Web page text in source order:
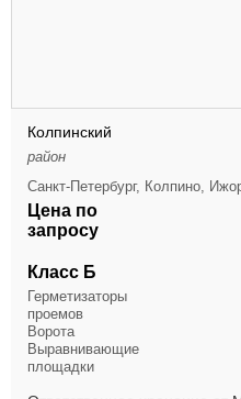
Колпинский
район
Санкт-Петербург, Колпино,
Цена по
запросу
Класс Б
Герметизаторы
проемов
Ворота
Выравнивающие
площадки